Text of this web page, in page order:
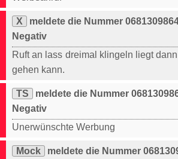
X
meldete die Nummer
Negativ
Ruft an lass dreimal klingeln liegt
gehen kann.
TS
meldete die Nummer
Negativ
Unerwünschte Werbung
Mock meldete die Nummer